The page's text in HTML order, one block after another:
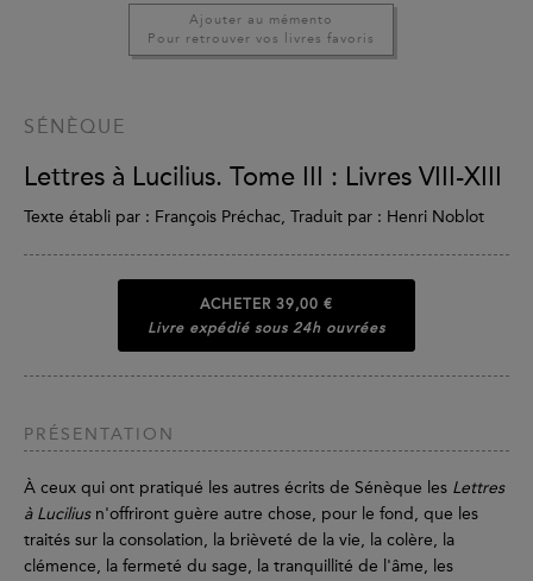
Ajouter au mémento
Pour retrouver vos livres favoris
SÉNÈQUE
Lettres à Lucilius. Tome III : Livres VIII-XIII
Texte établi par : François Préchac, Traduit par : Henri Noblot
ACHETER 39,00 €
Livre expédié sous 24h ouvrées
PRÉSENTATION
À ceux qui ont pratiqué les autres écrits de Sénèque les Lettres
à Luciliusn'offriront guère autre chose, pour le fond, que les
traités sur la consolation, la brièveté de la vie, la colère, la
clémence, la fermeté du sage, la tranquillité de l'âme, les